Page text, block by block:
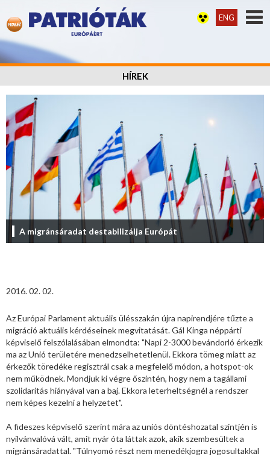
ENG
HÍREK
A migránsáradat destabilizálja Európát
2016. 02. 02.
Az Európai Parlament aktuális ülésszakán újra napirendjére tűzte a
migráció aktuális kérdéseinek megvitatását. Gál Kinga néppárti
képviselő felszólalásában elmondta: "Napi 2-3000 bevándorló érkezik
ma az Unió területére menedzselhetetlenül. Ekkora tömeg miatt az
érkezők töredéke regisztrál csak a megfelelő módon, a hotspot-ok
nem működnek. Mondjuk ki végre őszintén, hogy nem a tagállami
szolidaritás hiányával van a baj. Ekkora leterheltségnél a rendszer
nem képes kezelni a helyzetet".
A fideszes képviselő szerint mára az uniós döntéshozatal szintjén is
nyilvánvalóvá vált, amit nyár óta láttak azok, akik szembesültek a
migránsáradattal. "Túlnyomó részt nem menedékjogra jogosultakkal